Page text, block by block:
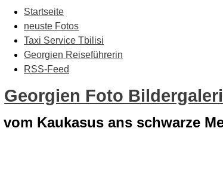
Startseite
neuste Fotos
Taxi Service Tbilisi
Georgien Reiseführerin
RSS-Feed
Georgien Foto
vom Kaukasus ans schwarze